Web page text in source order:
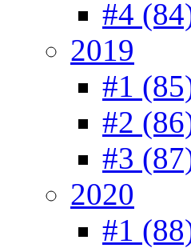
#4
2019
#1
#2
#3
2020
#1